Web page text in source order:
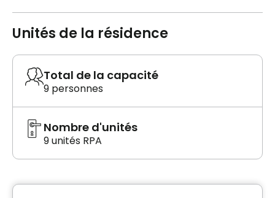
Unités de la résidence
Total de la capacité
9 personnes
Nombre d'unités
9 unités RPA